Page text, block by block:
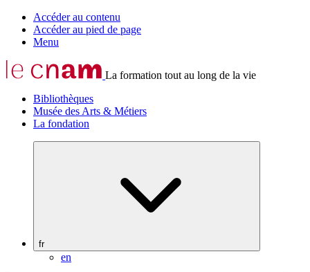
Accéder au contenu
Accéder au pied de page
Menu
La formation tout au long de la vie
Bibliothèques
Musée des Arts & Métiers
La fondation
fr
en